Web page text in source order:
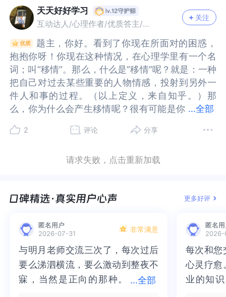
扰题主的问题，帮助题主尽快更好的走出抑郁焦虑
的困扰，能够恢复正常的社会工作和生活。
的问题，帮助题主尽快更好的走出抑郁焦虑的困
扰，能够恢复正常的社会工作和生活。
天天好好学习
互动达人/心理作者/优质答主/故事达人
关注
...全部
题主，你好。看到了你现在所面对的困惑，
抱抱你呀！你现在这种情况，在心理学里有一个名
词；叫“移情”。那么，什么是“移情”呢？就是：一种
把自己对过去某些重要的人物情感，投射到另外一
件人和事的过程。（以上定义，来自知乎。）那
么，你为什么会产生移情呢？很有可能是你
亲。结果，你就把对她的尊崇仰慕之情；误读成是
现在的困惑，告诉现在你的咨询师。如果咨询师，
咨询师那里去，看看你这奇怪的想法；还会不会出
母亲；并没有出现在另外你换到的心理咨询师去。
同性的咨询师；做心理咨询。衷心祝福题主你现在
所面对的问题，能够早日得到一个有效的解决。现
在我能想到的，就以上这些了。希望我以上的回答
抱抱你呀！你现在这种情况，在心理学里有一个名
词；叫“移情”。那么，什么是“移情”呢？就是：一种
把自己对过去某些重要的人物情感，投射到另外一
件人和事的过程。（以上定义，来自知乎。）那
么，你为什么会产生移情呢？很有可能是你觉得咨
果，你就把对她的尊崇仰慕之情；误读成是爱情。
困惑，告诉现在你的咨询师。如果咨询师，她觉得
那里去，看看你这奇怪的想法；还会不会出现。如
并没有出现在另外你换到的心理咨询师去。如果还
咨询师；做心理咨询。衷心祝福题主你现在所面对
的问题，能够早日得到一个有效的解决。现在我能
想到的，就以上这些了。希望我以上的回答对题主
2 评论 分享
请求失败，点击重新加载
更多好评
匿名用户
2026-07-31
非常满意
...全部
与明月老师交流三次了，每次过后
要么涕泗横流，要么激动到整夜不
寐，当然是正向的那种。
与明月老师交流三次了，每次过后
要么涕泗横流，要么激动到整夜不
寐，当然是正向的那种。二十多年
匿名
2026-
每次和您
心灵疗愈
业的知
每次和您
心灵疗愈
业的知识